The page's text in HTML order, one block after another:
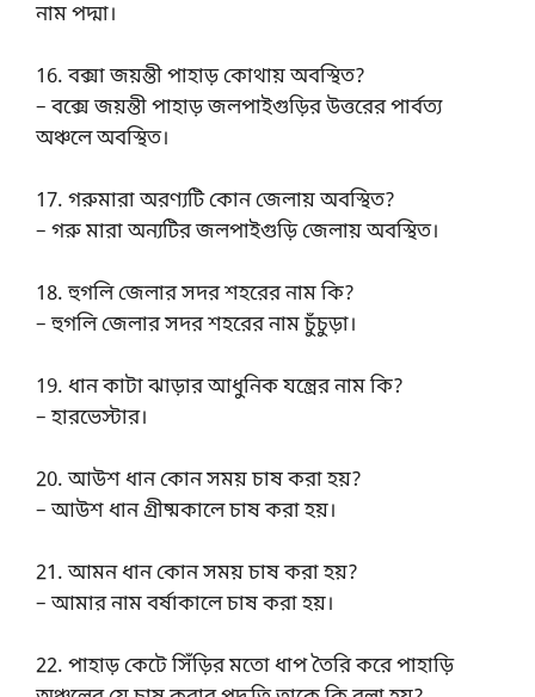
নাম পদ্মা।
16. বক্সা জয়ন্তী পাহাড় কোথায় অবস্থিত?
– বক্সে জয়ন্তী পাহাড় জলপাইগুড়ির উত্তরের পার্বত্য
অঞ্চলে অবস্থিত।
17. গরুমারা অরণ্যটি কোন জেলায় অবস্থিত?
– গরু মারা অন্যটির জলপাইগুড়ি জেলায় অবস্থিত।
18. হুগলি জেলার সদর শহরের নাম কি?
– হুগলি জেলার সদর শহরের নাম চুঁচুড়া।
19. ধান কাটা ঝাড়ার আধুনিক যন্ত্রের নাম কি?
– হারভেস্টার।
20. আউশ ধান কোন সময় চাষ করা হয়?
– আউশ ধান গ্রীষ্মকালে চাষ করা হয়।
21. আমন ধান কোন সময় চাষ করা হয়?
– আমার নাম বর্ষাকালে চাষ করা হয়।
22. পাহাড় কেটে সিঁড়ির মতো ধাপ তৈরি করে পাহাড়ি